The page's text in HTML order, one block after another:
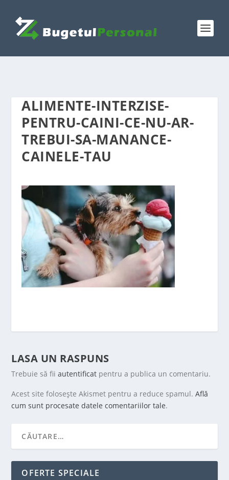
ALIMENTE-INTERZISE-
PENTRU-CAINI-CE-NU-AR-
TREBUI-SA-MANANCE-
CAINELE-TAU
LASA UN RASPUNS
Trebuie să fiiautentificat pentru a publica un comentariu.
Acest site folosește Akismet pentru a reduce spamul.Află
cum sunt procesate datele comentariilor tale.
OFERTE SPECIALE